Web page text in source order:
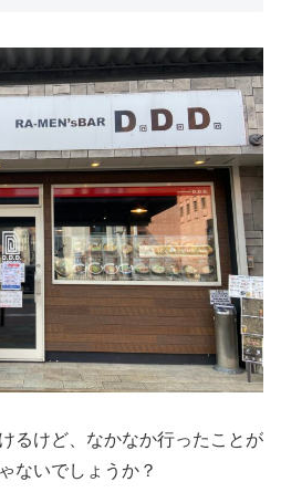
るけど、なかなか行ったことが
ないでしょうか？